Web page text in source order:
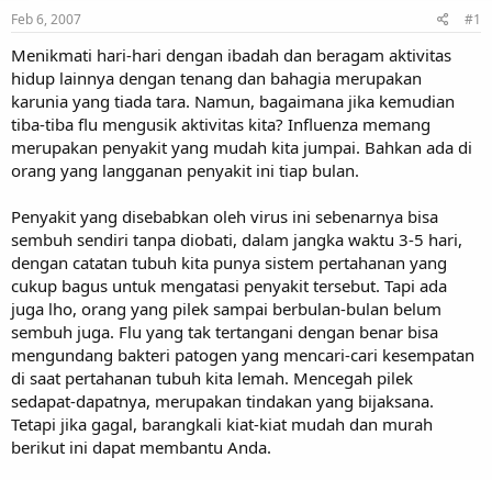
s
t
a
t
e
r
e
Feb 6, 2007 #1
Menikmati hari-hari dengan ibadah dan beragam aktivitas
hidup lainnya dengan tenang dan bahagia merupakan
karunia yang tiada tara. Namun, bagaimana jika kemudian
tiba-tiba flu mengusik aktivitas kita? Influenza memang
merupakan penyakit yang mudah kita jumpai. Bahkan ada di
orang yang langganan penyakit ini tiap bulan.
Penyakit yang disebabkan oleh virus ini sebenarnya bisa
sembuh sendiri tanpa diobati, dalam jangka waktu 3-5 hari,
dengan catatan tubuh kita punya sistem pertahanan yang
cukup bagus untuk mengatasi penyakit tersebut. Tapi ada
juga lho, orang yang pilek sampai berbulan-bulan belum
sembuh juga. Flu yang tak tertangani dengan benar bisa
mengundang bakteri patogen yang mencari-cari kesempatan
di saat pertahanan tubuh kita lemah. Mencegah pilek
sedapat-dapatnya, merupakan tindakan yang bijaksana.
Tetapi jika gagal, barangkali kiat-kiat mudah dan murah
berikut ini dapat membantu Anda.